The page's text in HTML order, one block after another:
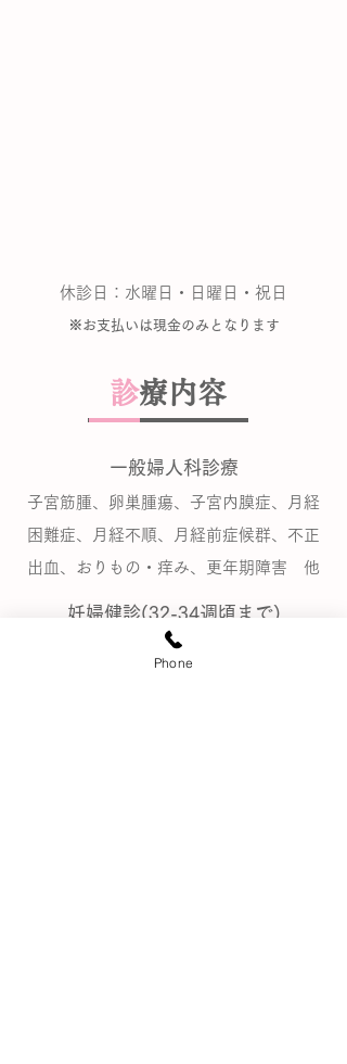
​休診日：水曜日・日曜日・祝日
※お支払いは現金のみとなります
診療内容
一般婦人科診療
​子宮筋腫、卵巣腫瘍、子宮内膜症、月経
困難症、月経不順、月経前症候群、不正
出血、おりもの・痒み、更年期障害 他
妊婦健診(32-34週頃まで)
​分娩は扱っておりません。ご希望の病院へ
Phone